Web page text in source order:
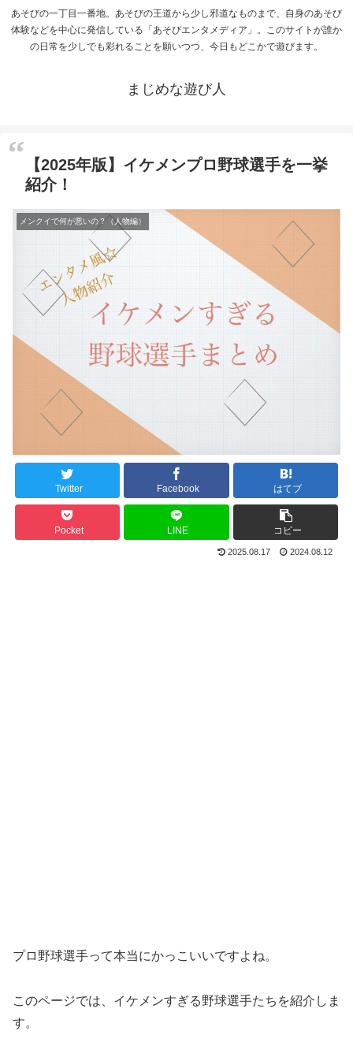
あそびの一丁目一番地。あそびの王道から少し邪道なものまで、自身のあそび
体験などを中心に発信している「あそびエンタメディア」。このサイトが誰か
の日常を少しでも彩れることを願いつつ、今日もどこかで遊びます。
まじめな遊び人
【2025年版】イケメンプロ野球選手を一挙
紹介！
メンクイで何が悪いの？（人物編）
Twitter Facebook はてブ
Pocket LINE コピー
2025.08.17 2024.08.12
プロ野球選手って本当にかっこいいですよね。
このページでは、イケメンすぎる野球選手たちを紹介しま
す。